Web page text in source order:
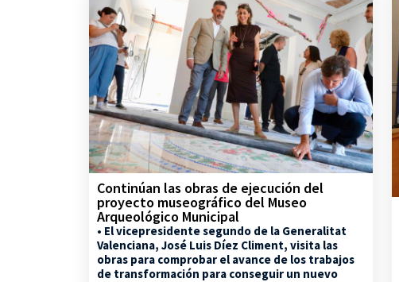
Continúan las obras de ejecución del
proyecto museográfico del Museo
Arqueológico Municipal
• El vicepresidente segundo de la Generalitat
Valenciana, José Luis Díez Climent, visita las
obras para comprobar el avance de los trabajos
de transformación para conseguir un nuevo